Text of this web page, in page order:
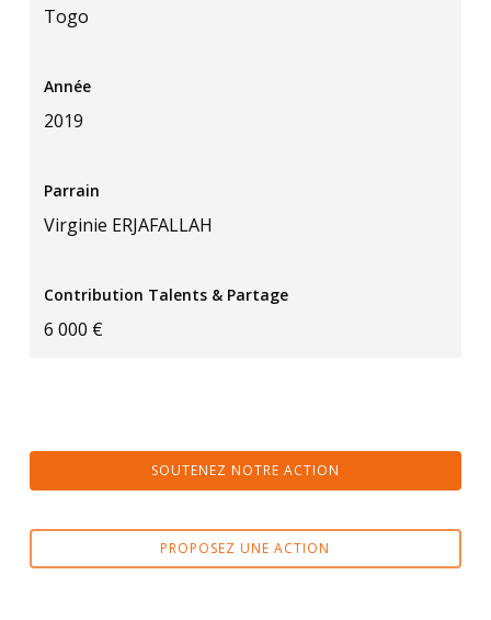
Togo
Année
2019
Parrain
Virginie ERJAFALLAH
Contribution Talents & Partage
6 000 €
SOUTENEZ NOTRE ACTION
PROPOSEZ UNE ACTION